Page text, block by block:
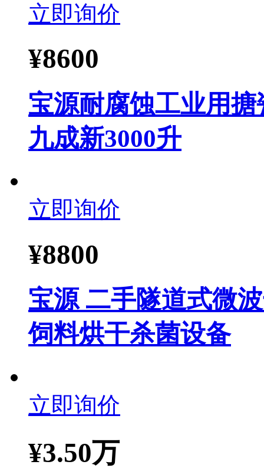
立即询价
¥8600
宝源耐腐蚀工业用
九成新3000升
立即询价
¥8800
宝源 二手隧道式微
饲料烘干杀菌设备
立即询价
¥3.50万